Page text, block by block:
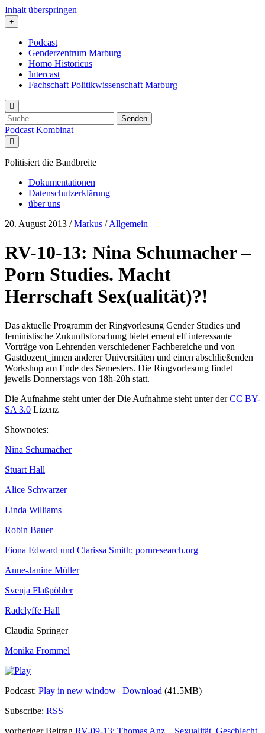
Inhalt überspringen
Podcast
Genderzentrum Marburg
Homo Historicus
Intercast
Fachschaft Politikwissenschaft Marburg
Suchen
nach:
Podcast Kombinat
Politisiert die Bandbreite
Dokumentationen
Datenschutzerklärung
über uns
20. August 2013 /Markus /Allgemein
RV-10-13: Nina Schumacher –
Porn Studies. Macht
Herrschaft Sex(ualität)?!
Das aktuelle Programm der Ringvorlesung Gender Studies und
feministische Zukunftsforschung bietet erneut elf interessante
Vorträge von Lehrenden verschiedener Fachbereiche und von
Gastdozent_innen anderer Universitäten und einen abschließenden
Workshop am Ende des Semesters. Die Ringvorlesung findet
jeweils Donnerstags von 18h-20h statt.
Die Aufnahme steht unter der Die Aufnahme steht unter derCC BY-
SA 3.0 Lizenz
Shownotes:
Nina Schumacher
Stuart Hall
Alice Schwarzer
Linda Williams
Robin Bauer
Fiona Edward und Clarissa Smith: pornresearch.org
Anne-Janine Müller
Svenja Flaßpöhler
Radclyffe Hall
Claudia Springer
Monika Frommel
Podcast: Play in new window | Download (41.5MB)
Subscribe: RSS
vorheriger Beitrag RV-09-13: Thomas Anz – Sexualität, Geschlecht